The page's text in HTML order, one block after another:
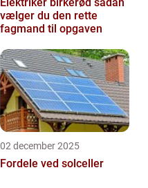
vælger du den rette
fagmand til opgaven
02 december 2025
Fordele ved solceller